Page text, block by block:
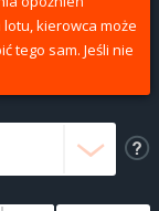
kierowca może
tego sam. Jeśli nie